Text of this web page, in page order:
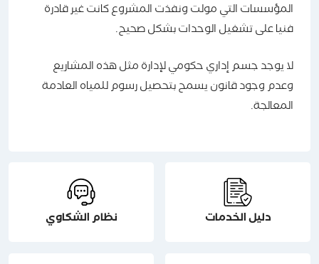
المؤسسات التي مولت ونفذت المشروع كانت غير قادرة
فنيا على تشغيل الوحدات بشكل صحيح.
لا يوجد جسم إداري حكومي لإدارة مثل هذه المشاريع
وعدم وجود قانون يسمح بتحصيل رسوم للمياه العادمة
المعالجة.
دليل الخدمات نظام الشكاوي